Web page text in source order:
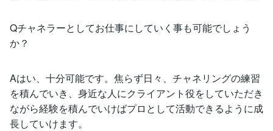
Qチャネラーとしてお仕事にしていく事も可能でしょう
か？
Aはい、十分可能です。焦らず日々、チャネリングの練習
を積んでいき、身近な人にクライアント役をしていただき
ながら経験を積んでいけばプロとして活動できるように成
長していけます。